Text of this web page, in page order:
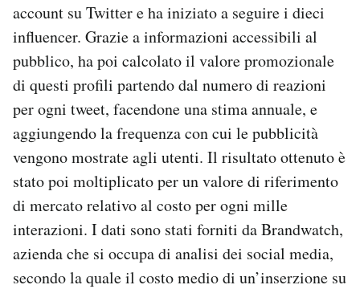
account su Twitter e ha iniziato a seguire i dieci
influencer. Grazie a informazioni accessibili al
pubblico, ha poi calcolato il valore promozionale
di questi profili partendo dal numero di reazioni
per ogni tweet, facendone una stima annuale, e
aggiungendo la frequenza con cui le pubblicità
vengono mostrate agli utenti. Il risultato ottenuto è
stato poi moltiplicato per un valore di riferimento
di mercato relativo al costo per ogni mille
interazioni. I dati sono stati forniti da Brandwatch,
azienda che si occupa di analisi dei social media,
secondo la quale il costo medio di un’inserzione su